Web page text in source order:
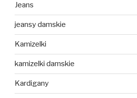
Jeans
jeansy damskie
Kamizelki
kamizelki damskie
Kardigany